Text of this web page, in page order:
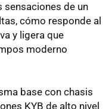
sensaciones de un
cómo responde al
y ligera que
moderno
base con chasis
KYB de alto nivel